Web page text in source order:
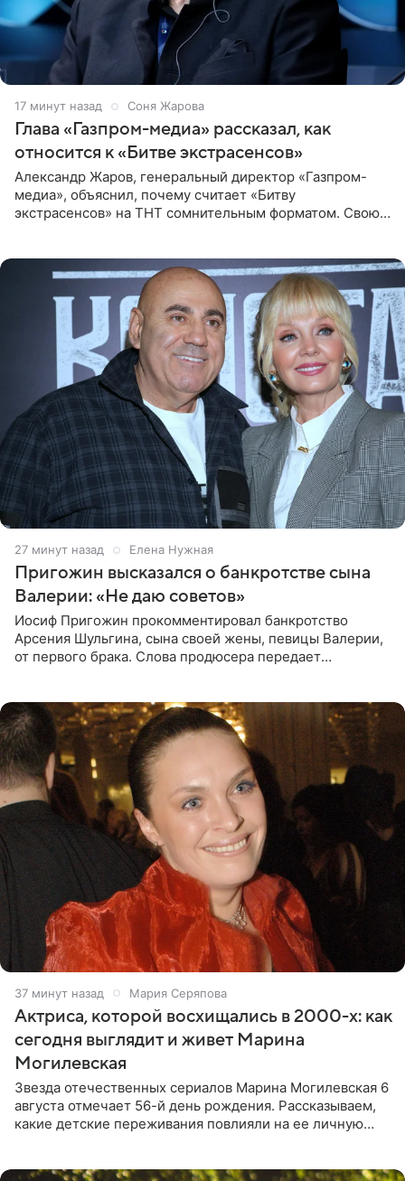
17 минут назад Соня Жарова
Глава «Газпром-медиа» рассказал, как
относится к «Битве экстрасенсов»
Александр Жаров, генеральный директор «Газпром-
медиа», объяснил, почему считает «Битву
экстрасенсов» на ТНТ сомнительным форматом. Свою
27 минут назад Елена Нужная
Пригожин высказался о банкротстве сына
Валерии: «Не даю советов»
Иосиф Пригожин прокомментировал банкротство
Арсения Шульгина, сына своей жены, певицы Валерии,
от первого брака. Слова продюсера передает
37 минут назад Мария Серяпова
Актриса, которой восхищались в 2000-х: как
сегодня выглядит и живет Марина
Могилевская
Звезда отечественных сериалов Марина Могилевская 6
августа отмечает 56-й день рождения. Рассказываем,
какие детские переживания повлияли на ее личную